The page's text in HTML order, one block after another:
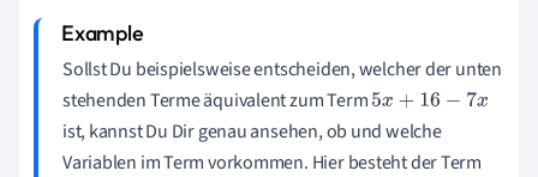
Sollst Du beispielsweise entscheiden, welcher der unten
stehenden Terme äquivalent zum Term5x+ 16 −7x
ist, kannst Du Dir genau ansehen, ob und welche
Variablen im Term vorkommen. Hier besteht der Term